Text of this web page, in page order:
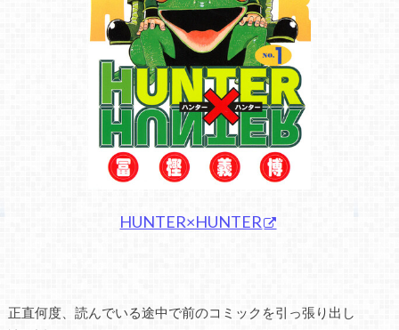
HUNTER×HUNTER
正直何度、読んでいる途中で前のコミックを引っ張り出し